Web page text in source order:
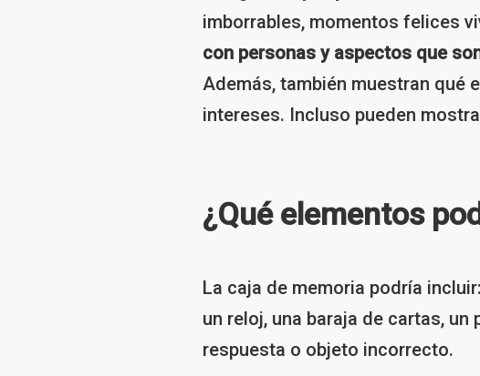
imborrables, momentos felices
con personas y aspectos que
Además, también muestran qué
intereses. Incluso pueden
¿Qué elementos
La caja de memoria podría
un reloj, una baraja de cartas,
respuesta o objeto incorrecto.